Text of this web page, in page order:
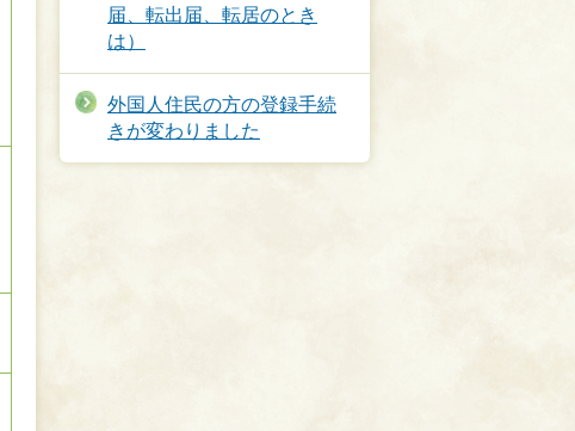
届、転出届、転居のとき
は）
外国人住民の方の登録手続
きが変わりました